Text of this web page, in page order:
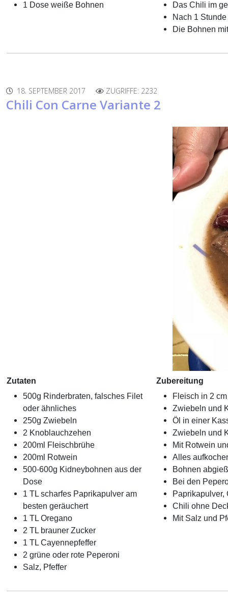
1 Dose weiße Bohnen
Das Chili im
Nach 1
Die Bohnen
18. SEPTEMBER 2017 ZUGRIFFE: 2232
Chili Con Carne Variante 2
Zutaten
500g Rinderbraten, falsches Filet
oder ähnliches
250g Zwiebeln
2 Knoblauchzehen
200ml Fleischbrühe
200ml Rotwein
500-600g Kidneybohnen aus der
Dose
1 TL scharfes Paprikapulver am
besten geräuchert
1 TL Oregano
2 TL brauner Zucker
1 TL Cayennepfeffer
2 grüne oder rote Peperoni
Salz, Pfeffer
Zubereitung
Fleisch in 2
Zwiebeln und
Öl in einer
Zwiebeln und
Mit Rotwein
Alles
Bohnen
Bei den
Paprikapulver,
Chili ohne
Mit Salz und